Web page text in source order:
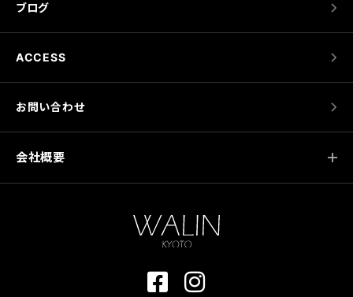
ブログ
ACCESS
お問い合わせ
会社概要